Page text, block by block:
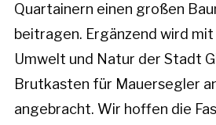
Quartainern einen großen
beitragen. Ergänzend wird
Umwelt und Natur der Stadt
Brutkasten für Mauersegler
angebracht. Wir hoffen die